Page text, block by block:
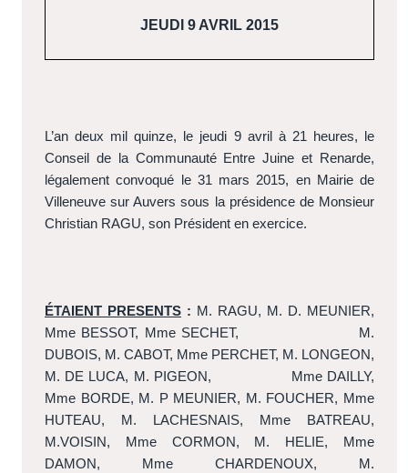
JEUDI 9 AVRIL 2015
L’an deux mil quinze, le jeudi 9 avril à 21 heures, le
Conseil de la Communauté Entre Juine et Renarde,
légalement convoqué le 31 mars 2015, en Mairie de
Villeneuve sur Auvers sous la présidence de Monsieur
Christian RAGU, son Président en exercice.
ÉTAIENT PRESENTS : M. RAGU, M. D. MEUNIER,
Mme BESSOT, Mme SECHET,
M.
DUBOIS, M. CABOT, Mme PERCHET, M. LONGEON,
M. DE LUCA, M. PIGEON,
Mme DAILLY,
Mme BORDE, M. P MEUNIER, M. FOUCHER, Mme
HUTEAU, M. LACHESNAIS, Mme BATREAU,
M.VOISIN, Mme CORMON, M. HELIE, Mme
DAMON, Mme CHARDENOUX, M.